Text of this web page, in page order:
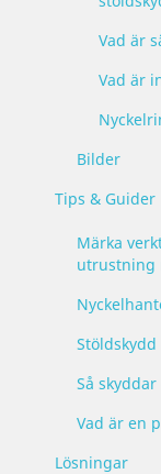
Vad är
Vad är
Bilder
Tips & Guider
Märka
utrustning
Så
Vad är en
Lösningar